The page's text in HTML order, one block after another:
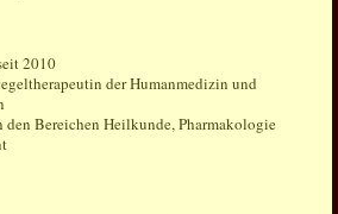
2010
der Humanmedizin und
Bereichen Heilkunde, Pharmakologie